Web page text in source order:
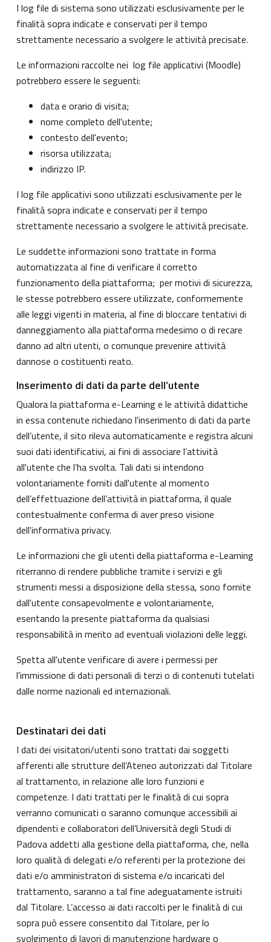
I log file di sistema sono utilizzati esclusivamente per le
finalità sopra indicate e conservati per il tempo
strettamente necessario a svolgere le attività precisate.
Le informazioni raccolte nei log file applicativi (Moodle)
potrebbero essere le seguenti:
data e orario di visita;
nome completo dell'utente;
contesto dell'evento;
risorsa utilizzata;
indirizzo IP.
I log file applicativi sono utilizzati esclusivamente per le
finalità sopra indicate e conservati per il tempo
strettamente necessario a svolgere le attività precisate.
Le suddette informazioni sono trattate in forma
automatizzata al fine di verificare il corretto
funzionamento della piattaforma; per motivi di sicurezza,
le stesse potrebbero essere utilizzate, conformemente
alle leggi vigenti in materia, al fine di bloccare tentativi di
danneggiamento alla piattaforma medesimo o di recare
danno ad altri utenti, o comunque prevenire attività
dannose o costituenti reato.
Inserimento di dati da parte dell’utente
Qualora la piattaforma e-Learning e le attività didattiche
in essa contenute richiedano l'inserimento di dati da parte
dell’utente, il sito rileva automaticamente e registra alcuni
suoi dati identificativi, ai fini di associare l’attività
all'utente che l’ha svolta. Tali dati si intendono
volontariamente forniti dall'utente al momento
dell’effettuazione dell’attività in piattaforma, il quale
contestualmente conferma di aver preso visione
dell'informativa privacy.
Le informazioni che gli utenti della piattaforma e-Learning
riterranno di rendere pubbliche tramite i servizi e gli
strumenti messi a disposizione della stessa, sono fornite
dall'utente consapevolmente e volontariamente,
esentando la presente piattaforma da qualsiasi
responsabilità in merito ad eventuali violazioni delle leggi.
Spetta all'utente verificare di avere i permessi per
l'immissione di dati personali di terzi o di contenuti tutelati
dalle norme nazionali ed internazionali.
Destinatari dei dati
I dati dei visitatori/utenti sono trattati dai soggetti
afferenti alle strutture dell’Ateneo autorizzati dal Titolare
al trattamento, in relazione alle loro funzioni e
competenze. I dati trattati per le finalità di cui sopra
verranno comunicati o saranno comunque accessibili ai
dipendenti e collaboratori dell’Università degli Studi di
Padova addetti alla gestione della piattaforma, che, nella
loro qualità di delegati e/o referenti per la protezione dei
dati e/o amministratori di sistema e/o incaricati del
trattamento, saranno a tal fine adeguatamente istruiti
dal Titolare. L’accesso ai dati raccolti per le finalità di cui
sopra può essere consentito dal Titolare, per lo
svolgimento di lavori di manutenzione hardware o